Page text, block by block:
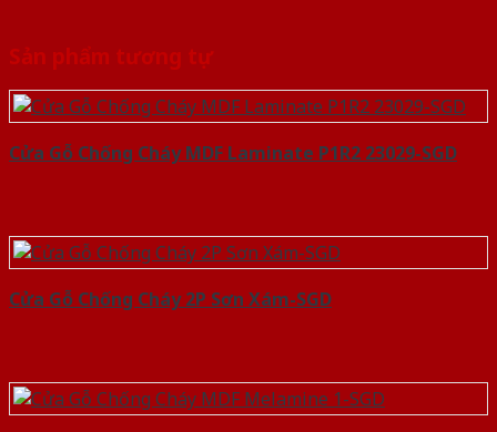
Sản phẩm tương tự
Cửa Gỗ Chống Cháy MDF Laminate P1R2 23029-SGD
Cửa Gỗ Chống Cháy 2P Sơn Xám-SGD